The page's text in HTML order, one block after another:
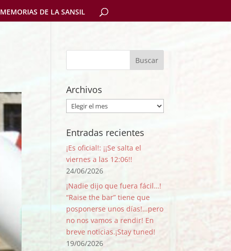
MEMORIAS DE LA SANSIL
Archivos
Archivos
Entradas recientes
¡Es oficial!: ¡¡Se salta el
viernes a las 12:06!!
24/06/2026
¡Nadie dijo que fuera fácil…!
“Raise the bar” tiene que
posponerse unos días!…pero
no nos vamos a rendir! En
breve noticias.¡Stay tuned!
19/06/2026